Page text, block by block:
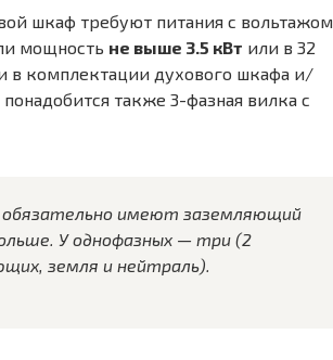
шкаф требуют питания с вольтажом
мощность не выше 3.5 кВт или в 32
в комплектации духового шкафа и/
также 3-фазная вилка с
обязательно имеют заземляющий
У однофазных — три (2
земля и нейтраль).